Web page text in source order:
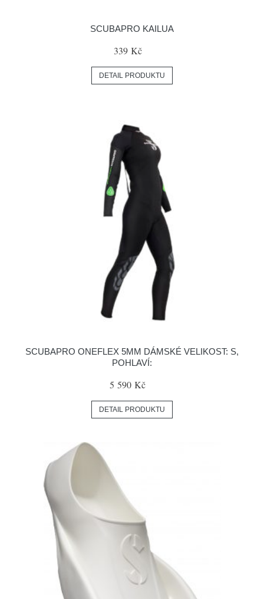
SCUBAPRO KAILUA
339 Kč
DETAIL PRODUKTU
SCUBAPRO ONEFLEX 5MM DÁMSKÉ VELIKOST: S,
POHLAVÍ:
5 590 Kč
DETAIL PRODUKTU